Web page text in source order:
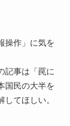
操作」に気を
記事は「罠に
国民の大半を
てほしい。